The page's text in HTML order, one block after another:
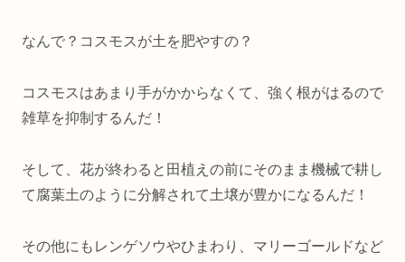
なんで？コスモスが土を肥やすの？
コスモスはあまり手がかからなくて、強く根がはるので
雑草を抑制するんだ！
そして、花が終わると田植えの前にそのまま機械で耕し
て腐葉土のように分解されて土壌が豊かになるんだ！
その他にもレンゲソウやひまわり、マリーゴールドなど